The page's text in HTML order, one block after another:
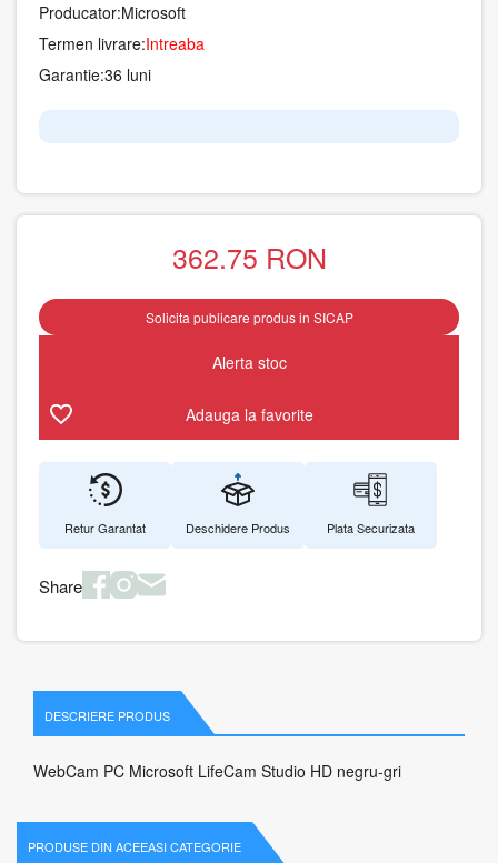
Producator:Microsoft
Termen livrare:Intreaba
Garantie:36 luni
362.75 RON
Solicita publicare produs in SICAP
Alerta stoc
Adauga la favorite
Retur Garantat Deschidere Produs Plata Securizata
Share
DESCRIERE PRODUS
WebCam PC Microsoft LifeCam Studio HD negru-gri
PRODUSE DIN ACEEASI CATEGORIE